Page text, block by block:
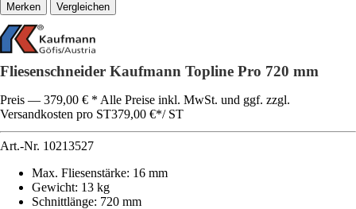
Vergleichen
Fliesenschneider Kaufmann Topline Pro 720 mm
Preis — 379,00 € * Alle Preise inkl. MwSt. und ggf. zzgl.
Versandkosten pro ST379,00 €*/ ST
Art.-Nr. 10213527
Max. Fliesenstärke: 16 mm
Gewicht: 13 kg
Schnittlänge: 720 mm